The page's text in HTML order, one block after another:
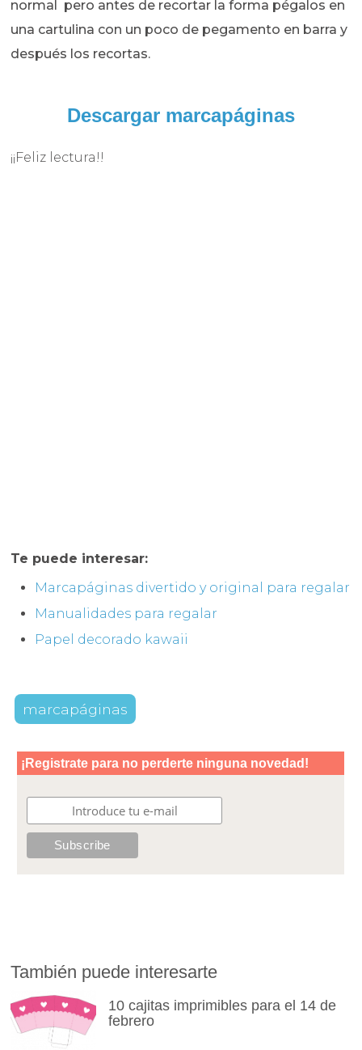
normal pero antes de recortar la forma pégalos en
una cartulina con un poco de pegamento en barra y
después los recortas.
Descargar marcapáginas
¡¡Feliz lectura!!
Te puede interesar:
Marcapáginas divertido y original para regalar
Manualidades para regalar
Papel decorado kawaii
marcapáginas
También puede interesarte
10 cajitas imprimibles para el 14 de
febrero